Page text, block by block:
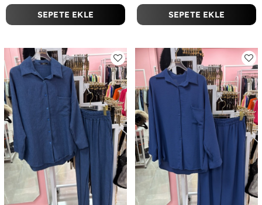
SEPETE EKLE SEPETE EKLE